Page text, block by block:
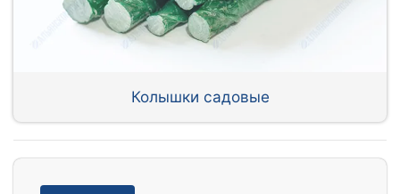
Колышки садовые